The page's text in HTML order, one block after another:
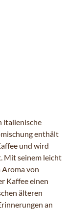
italienische
enthält
und wird
Mit seinem leicht
Aroma von
Kaffee einen
älteren
an